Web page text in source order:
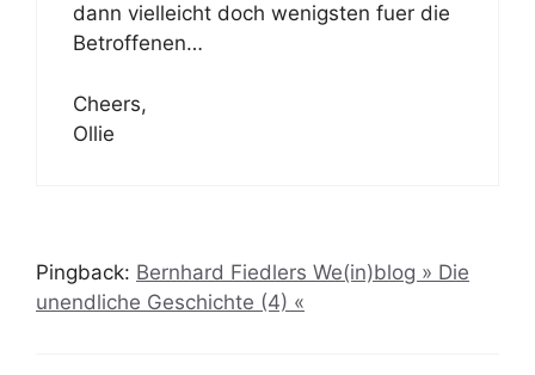
dann vielleicht doch wenigsten fuer die
Betroffenen…
Cheers,
Ollie
Pingback: Bernhard Fiedlers We(in)blog » Die
unendliche Geschichte (4) «